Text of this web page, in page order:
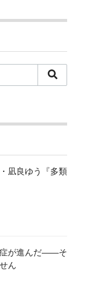
凪良ゆう『多類
症が進んだ――そ
ん